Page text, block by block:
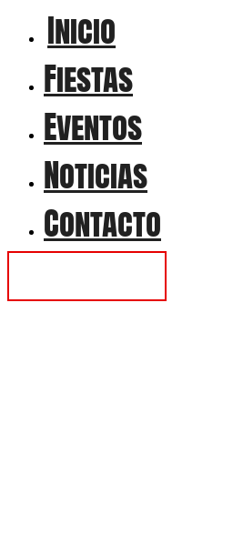
Inicio
Fiestas
Eventos
Noticias
Contacto